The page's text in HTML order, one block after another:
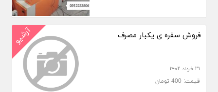
آرشیو فروش سفره ی یکبار مصرف
۳۱ خرداد ۱۴۰۲
قیمت: 400 تومان